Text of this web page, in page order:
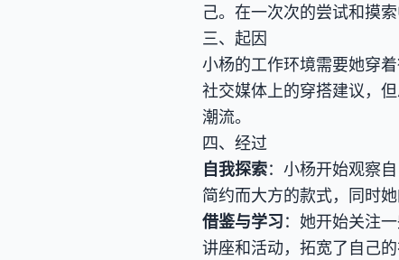
己。在一次次的尝试和摸
三、起因
小杨的工作环境需要她穿
社交媒体上的穿搭建议，
潮流。
四、经过
自我探索：小杨开始观察
简约而大方的款式，同时
借鉴与学习：她开始关注
讲座和活动，拓宽了自己的